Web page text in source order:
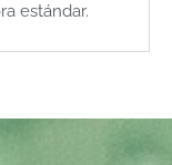
estándar.